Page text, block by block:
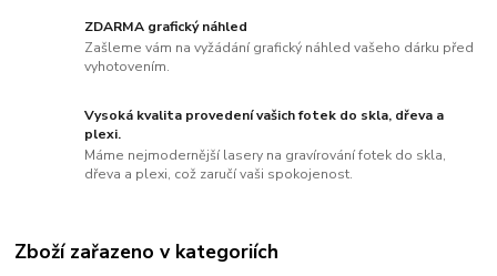
ZDARMA grafický náhled
Zašleme vám na vyžádání grafický náhled vašeho dárku před
vyhotovením.
Vysoká kvalita provedení vašich fotek do skla, dřeva a
plexi.
Máme nejmodernější lasery na gravírování fotek do skla,
dřeva a plexi, což zaručí vaši spokojenost.
Zboží zařazeno v kategoriích